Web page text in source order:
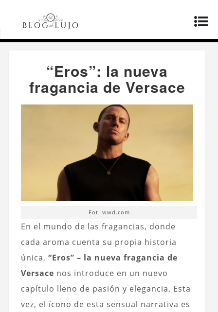
Página principal
“Eros”: la nueva
fragancia de Versace
“Eros”: la nueva
fragancia de Versace
Fot. wwd.com
En el mundo de las fragancias, donde
cada aroma cuenta su propia historia
única, “Eros” – la nueva fragancia de
Versace nos introduce en un nuevo
capítulo lleno de pasión y elegancia. Esta
vez, el ícono de esta sensual narrativa es